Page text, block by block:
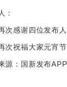
：
感谢四位发布人
次祝福大家元宵
：国新发布APP